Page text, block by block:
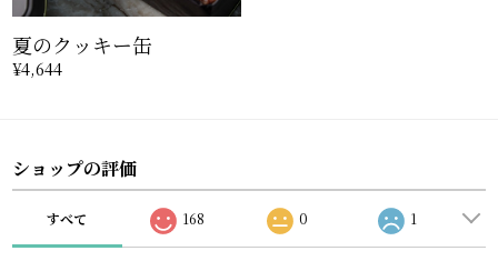
夏のクッキー缶
¥4,644
ショップの評価
すべて 168 0 1